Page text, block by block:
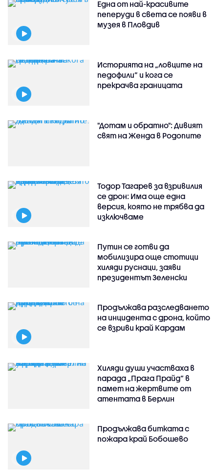
Една от най-красивите
пеперуди в света се появи в
музея в Пловдив
Историята на „ловците на
педофили” и кога се
прекрачва границата
"Дотам и обратно": Дивият
свят на Женда в Родопите
Тодор Тагарев за взривилия
се дрон: Има още една
версия, която не трябва да
изключваме
Путин се готви да
мобилизира още стотици
хиляди руснаци, заяви
президентът Зеленски
Продължава разследването
на инцидента с дрона, който
се взриви край Кардам
Хиляди души участваха в
парада „Прага Прайд“ в
памет на жертвите от
атентата в Берлин
Продължава битката с
пожара край Бобошево